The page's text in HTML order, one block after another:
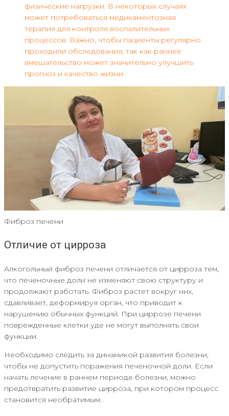
физические нагрузки. В некоторых случаях
может потребоваться медикаментозная
терапия для контроля воспалительных
процессов. Важно, чтобы пациенты регулярно
проходили обследования, так как раннее
вмешательство может значительно улучшить
прогноз и качество жизни.
Фиброз печени
Отличие от цирроза
Алкогольный фиброз печени отличается от цирроза тем,
что печеночные доли не изменяют свою структуру и
продолжают работать. Фиброз растет вокруг них,
сдавливает, деформируя орган, что приводит к
нарушению обычных функций. При циррозе печени
поврежденные клетки уде не могут выполнять свои
функции.
Необходимо следить за динамикой развития болезни,
чтобы не допустить поражения печеночной доли. Если
начать лечение в раннем периоде болезни, можно
предотвратить развитие цирроза, при котором процесс
становится необратимым.